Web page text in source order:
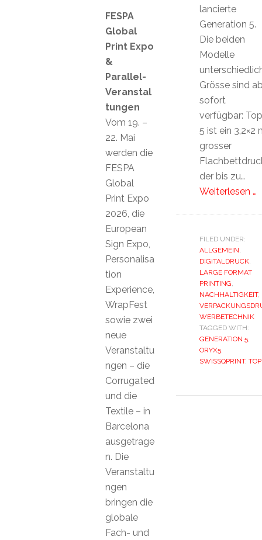
lancierte
Generation 5.
Die beiden
Modelle
Grösse sind
sofort
verfügbar:
5 ist ein 3,2×2
grosser
der bis zu…
Weiterlesen …
FILED UNDER:
ALLGEMEIN
DIGITALDRUCK,
LARGE FORMAT
PRINTING
NACHHALTIGKEIT,
WERBETECHNIK
TAGGED WITH:
GENERATION 5,
ORYX5,
SWISSQPRINT,
FESPA
Global
Print Expo
&
Parallel-
Veranstal
tungen
Vom 19. –
22. Mai
werden die
FESPA
Global
Print Expo
2026, die
European
Sign Expo,
Personalisa
tion
Experience,
WrapFest
sowie zwei
neue
Veranstaltu
ngen – die
Corrugated
und die
Textile – in
Barcelona
ausgetrage
n. Die
Veranstaltu
ngen
bringen die
globale
Fach- und